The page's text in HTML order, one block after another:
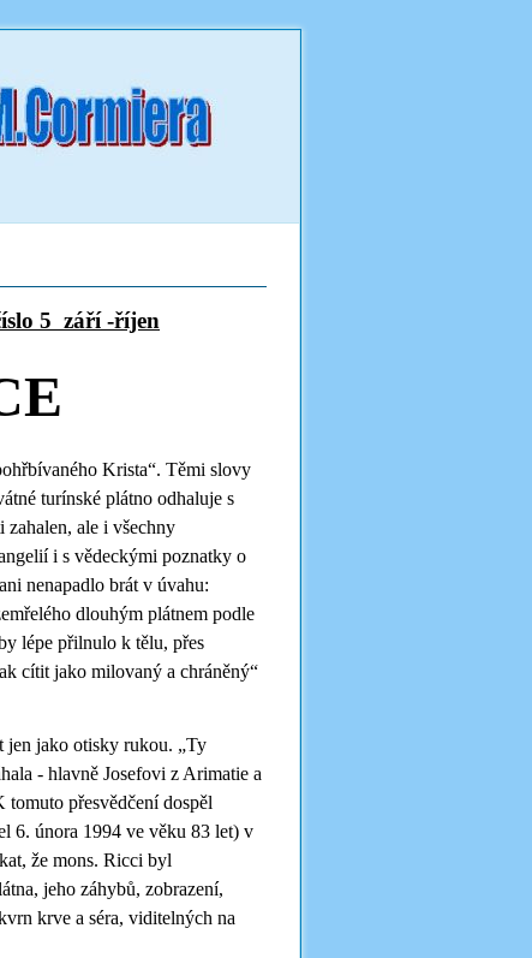
-říjen
Krista“. Těmi slovy
turínské plátno odhaluje s
ale i všechny
i s vědeckými poznatky o
nenapadlo brát v úvahu:
dlouhým plátnem podle
lépe přilnulo k tělu, přes
cítit jako milovaný a chráněný“
jen jako otisky rukou. „Ty
- hlavně Josefovi z Arimatie a
přesvědčení dospěl
6. února 1994 ve věku 83 let) v
že mons. Ricci byl
jeho záhybů, zobrazení,
krve a séra, viditelných na